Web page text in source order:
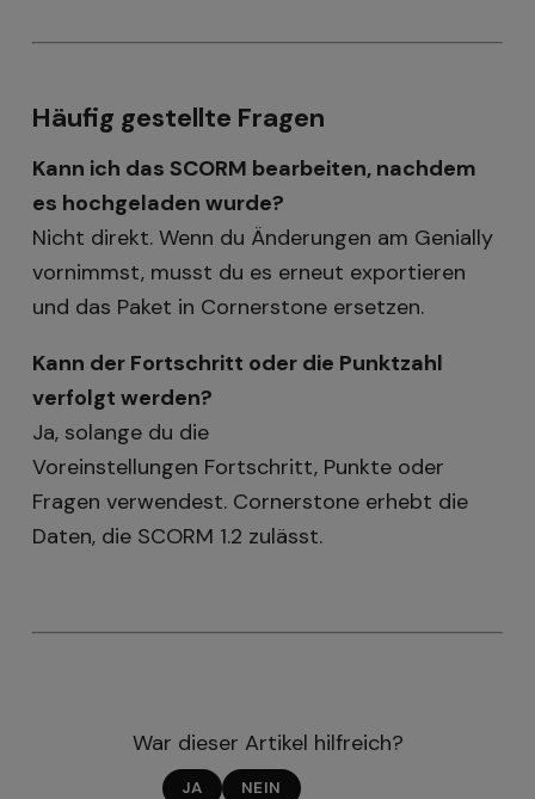
Häufig gestellte Fragen
Kann ich das SCORM bearbeiten, nachdem
es hochgeladen wurde?
Nicht direkt. Wenn du Änderungen am Genially
vornimmst, musst du es erneut exportieren
und das Paket in Cornerstone ersetzen.
Kann der Fortschritt oder die Punktzahl
verfolgt werden?
Ja, solange du die
Voreinstellungen Fortschritt, Punkte oder
Fragen verwendest. Cornerstone erhebt die
Daten, die SCORM 1.2 zulässt.
War dieser Artikel hilfreich?
JA NEIN